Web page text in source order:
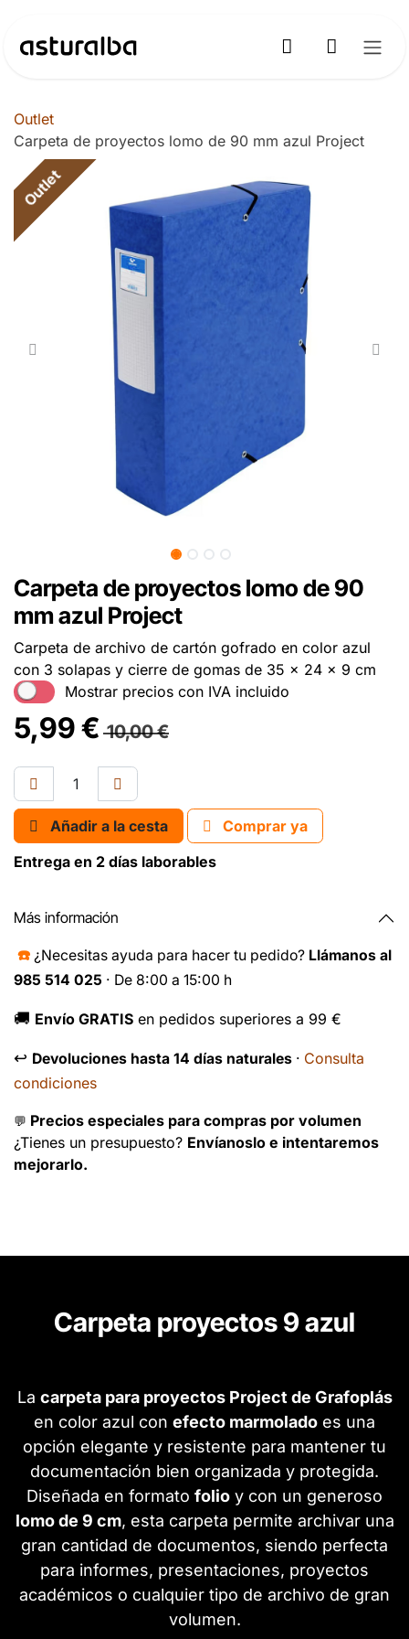
Outlet
Carpeta de proyectos lomo de 90 mm azul Project
Outlet
Carpeta de proyectos lomo de 90
mm azul Project
Carpeta de archivo de cartón gofrado en color azul
con 3 solapas y cierre de gomas de 35 x 24 x 9 cm
Mostrar precios con IVA incluido
5,99€ 10,00€
Añadir a la cesta
Comprar ya
Entrega en 2 días laborables
Más información
☎️ ¿Necesitas ayuda para hacer tu pedido? Llámanos al
985 514 025 · De 8:00 a 15:00 h
🚚 Envío GRATIS en pedidos superiores a 99 €
↩️ Devoluciones hasta 14 días naturales · Consulta
condiciones
💬 Precios especiales para compras por volumen
¿Tienes un presupuesto? Envíanoslo e intentaremos
mejorarlo.
Carpeta proyectos 9 azul
La carpeta para proyectos Project de Grafoplás
en color azul con efecto marmolado es una
opción elegante y resistente para mantener tu
documentación bien organizada y protegida.
Diseñada en formato folio y con un generoso
lomo de 9 cm, esta carpeta permite archivar una
gran cantidad de documentos, siendo perfecta
para informes, presentaciones, proyectos
académicos o cualquier tipo de archivo de gran
volumen.